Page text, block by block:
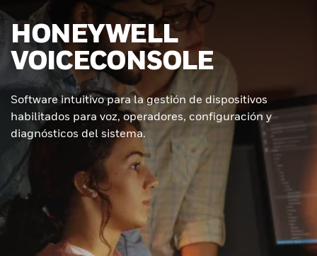
HONEYWELL
VOICECONSOLE
Software intuitivo para la gestión de dispositivos
habilitados para voz, operadores, configuración y
diagnósticos del sistema.